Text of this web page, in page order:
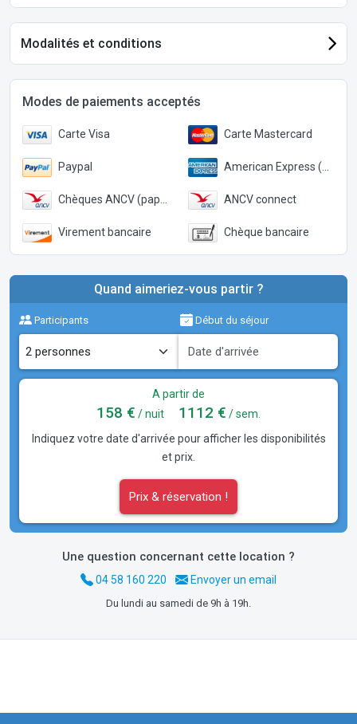
Modalités et conditions
Modes de paiements acceptés
Carte Visa Carte Mastercard
Paypal American Express (Paypal)
Chèques ANCV (papier) ANCV connect
Virement bancaire Chèque bancaire
Quand aimeriez-vous partir ?
Participants Début du séjour
A partir de
158 € / nuit 1112 € / sem.
Indiquez votre date d'arrivée pour afficher les disponibilités
et prix.
Prix & réservation !
Une question concernant cette location ?
04 58 160 220 Envoyer un email
Du lundi au samedi de 9h à 19h.